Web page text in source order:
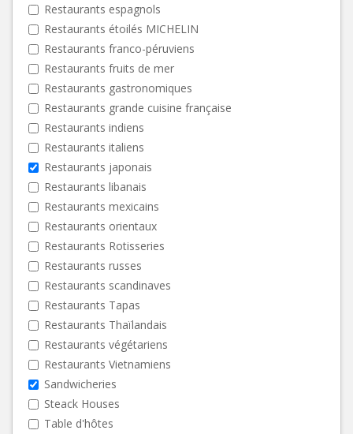
Restaurants espagnols
Restaurants étoilés MICHELIN
Restaurants franco-péruviens
Restaurants fruits de mer
Restaurants gastronomiques
Restaurants grande cuisine française
Restaurants indiens
Restaurants italiens
Restaurants japonais
Restaurants libanais
Restaurants mexicains
Restaurants orientaux
Restaurants Rotisseries
Restaurants russes
Restaurants scandinaves
Restaurants Tapas
Restaurants Thaïlandais
Restaurants végétariens
Restaurants Vietnamiens
Sandwicheries
Steack Houses
Table d'hôtes